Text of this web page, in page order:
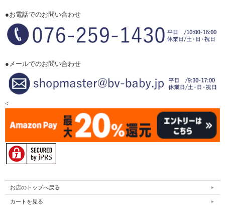
●お電話でのお問い合わせ
●メールでのお問い合わせ
<
お店のトップへ戻る
カートを見る